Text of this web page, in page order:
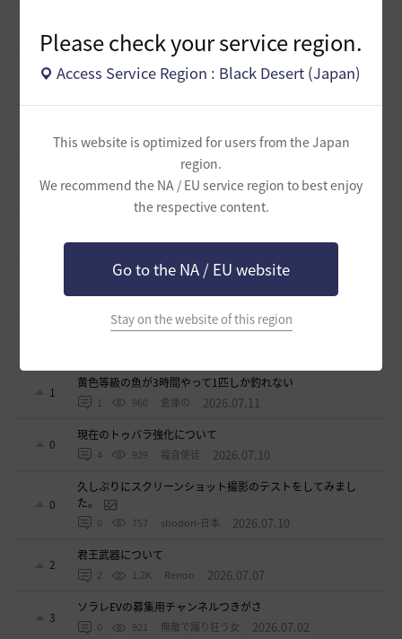
Please check your service region.
Access Service Region : Black Desert (Japan)
This website is optimized for users from the Japan
region.
We recommend the NA / EU service region to best enjoy
the respective content.
Go to the NA / EU website
Stay on the website of this region
2 884 倉庫の 2026.07.24
1
週間イベントについて
0 736 飛鳥雨音 2026.07.24
3
ドーサやソーサレスの無敵踊りについて
0 819 無敵で踊り狂う女 2026.07.23
2 862 マサ 2026.07.23
ワロタwwww
0 1.1K ジークちゃん-日本 2026.07.15
ベテラン募集
1
黄色等級の魚が3時間やって1匹しか釣れない
1 960 倉庫の 2026.07.11
0
現在のトゥバラ強化について
4 929 福音使徒 2026.07.10
0
久しぶりにスクリーンショット撮影のテストをしてみまし
た。
0 757 shodori-日本 2026.07.10
2
君王武器について
2 1.2K Renon 2026.07.07
3
ソラレEVの募集用チャンネルつきがさ
0 921 無敵で踊り狂う女 2026.07.02